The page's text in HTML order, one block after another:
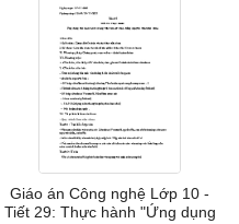
Giáo án Công nghệ Lớp 10 -
Tiết 29: Thực hành "Ứng dụng